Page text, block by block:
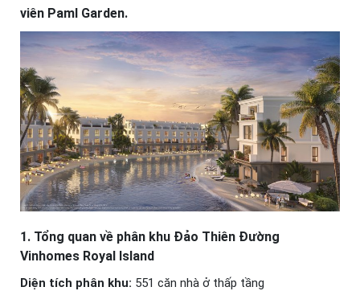
viên Paml Garden.
1. Tổng quan về phân khu Đảo Thiên Đường
Vinhomes Royal Island
Diện tích phân khu: 551 căn nhà ở thấp tầng